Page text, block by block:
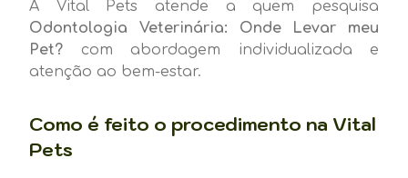
A Vital Pets atende a quem pesquisa
Odontologia Veterinária: Onde Levar meu
Pet? com abordagem individualizada e
atenção ao bem-estar.
Como é feito o procedimento na Vital
Pets